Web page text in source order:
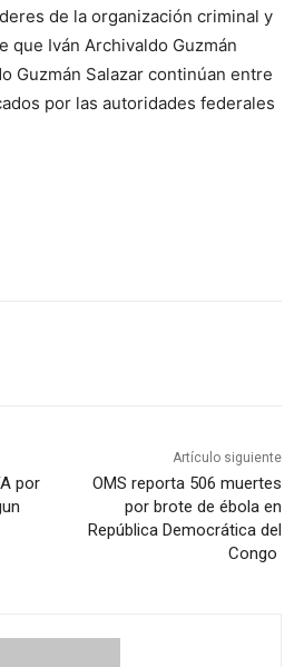
de la organización criminal y
que Iván Archivaldo Guzmán
Guzmán Salazar continúan entre
por las autoridades federales
por
Artículo siguiente
OMS reporta 506 muertes
por brote de ébola en
República Democrática del
Congo